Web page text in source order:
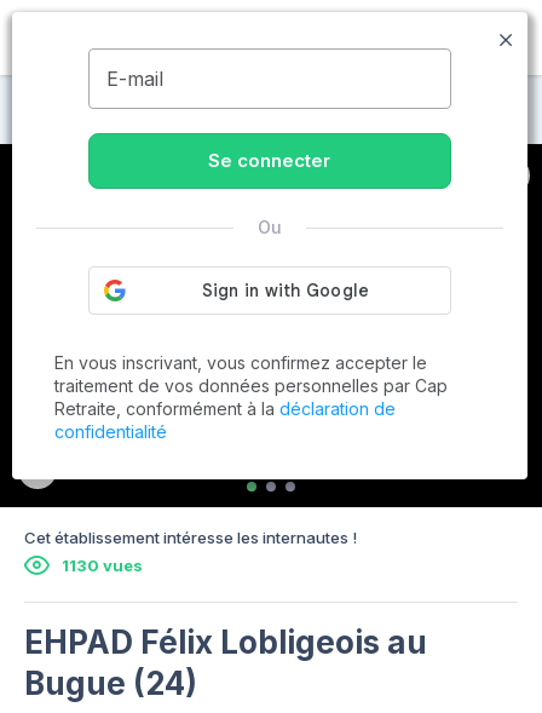
MENU
Maisons de retraite au Le Bugue
Cet établissement intéresse les internautes !
1130 vues
EHPAD Félix Lobligeois au
Bugue (24)
E-mail
Se connecter
Ou
En vous inscrivant, vous confirmez accepter le
traitement de vos données personnelles par Cap
Retraite, conformément à la déclaration de
confidentialité